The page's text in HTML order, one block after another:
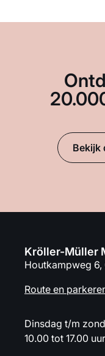
Bekijk
Kröller-Müller
Houtkampweg 6,
Route en
Dinsdag t/m
10.00 tot 17.00